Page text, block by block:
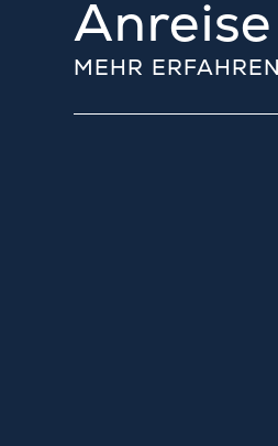
MEHR ERFAHREN